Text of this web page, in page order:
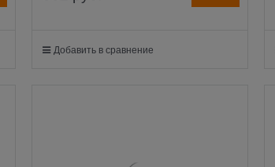
Добавить в сравнение